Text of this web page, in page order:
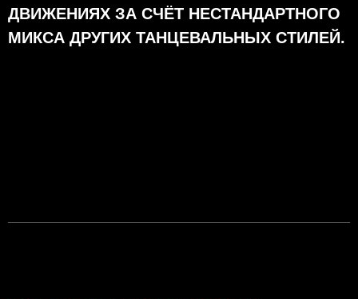
ДВИЖЕНИЯХ ЗА СЧЁТ НЕСТАНДАРТНОГО
МИКСА ДРУГИХ ТАНЦЕВАЛЬНЫХ СТИЛЕЙ.